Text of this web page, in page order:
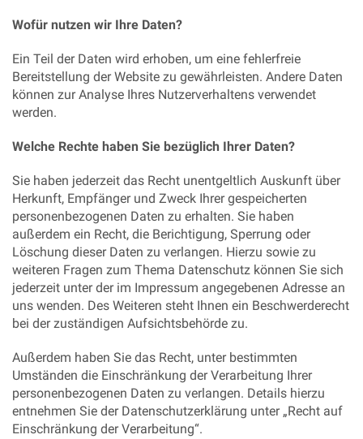
Wofür nutzen wir Ihre Daten?
Ein Teil der Daten wird erhoben, um eine fehlerfreie
Bereitstellung der Website zu gewährleisten. Andere Daten
können zur Analyse Ihres Nutzerverhaltens verwendet
werden.
Welche Rechte haben Sie bezüglich Ihrer Daten?
Sie haben jederzeit das Recht unentgeltlich Auskunft über
Herkunft, Empfänger und Zweck Ihrer gespeicherten
personenbezogenen Daten zu erhalten. Sie haben
außerdem ein Recht, die Berichtigung, Sperrung oder
Löschung dieser Daten zu verlangen. Hierzu sowie zu
weiteren Fragen zum Thema Datenschutz können Sie sich
jederzeit unter der im Impressum angegebenen Adresse an
uns wenden. Des Weiteren steht Ihnen ein Beschwerderecht
bei der zuständigen Aufsichtsbehörde zu.
Außerdem haben Sie das Recht, unter bestimmten
Umständen die Einschränkung der Verarbeitung Ihrer
personenbezogenen Daten zu verlangen. Details hierzu
entnehmen Sie der Datenschutzerklärung unter „Recht auf
Einschränkung der Verarbeitung“.